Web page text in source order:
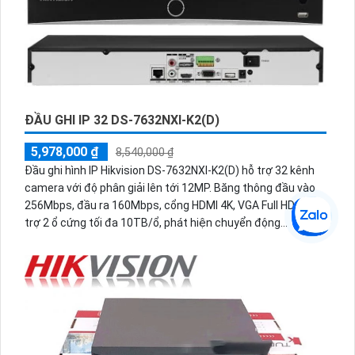
ĐẦU GHI IP 16 DS-7716NXI-K4(D)
9,261,000 ₫
13,230,000 ₫
với độ phân giải tối đa 12MP, tích hợp 16 cổng POE trực tiếp
trên đầu ghi. Ngoài ra mẫu đầu ghi này cũng hỗ trợ 4 ổ cứng
tối đa 10TB/ổ, 16 kênh phát hiện người/phương tiện cùng
nhận diện khuôn mặt thông minh.
ĐẦU GHI IP 32 DS-7632NXI-K2(D)